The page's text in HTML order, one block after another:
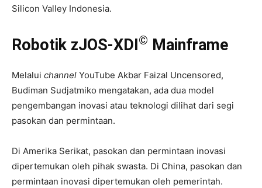
Silicon Valley Indonesia.
Robotik zJOS-XDI © Mainframe
Melalui channel YouTube Akbar Faizal Uncensored,
Budiman Sudjatmiko mengatakan, ada dua model
pengembangan inovasi atau teknologi dilihat dari segi
pasokan dan permintaan.
Di Amerika Serikat, pasokan dan permintaan inovasi
dipertemukan oleh pihak swasta. Di China, pasokan dan
permintaan inovasi dipertemukan oleh pemerintah.